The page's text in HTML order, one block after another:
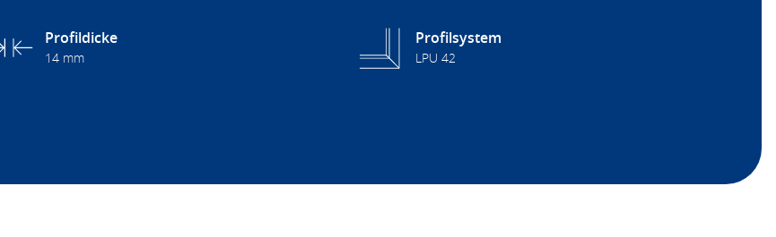
Profildicke
14 mm
Profilsystem
LPU 42